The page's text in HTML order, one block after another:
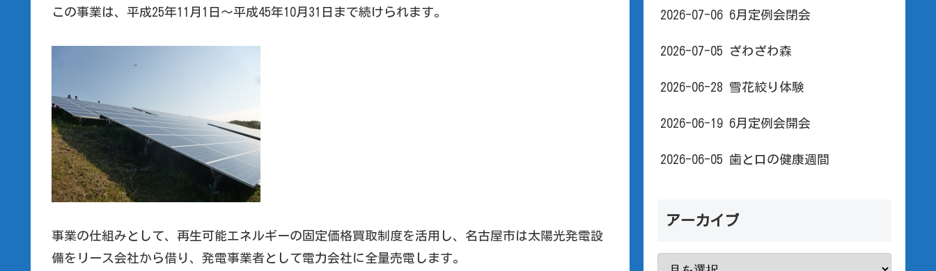
この事業は、平成25年11月1日～平成45年10月31日まで続けられます。
事業の仕組みとして、再生可能エネルギーの固定価格買取制度を活用し、名古屋市は太陽光発電設
備をリース会社から借り、発電事業者として電力会社に全量売電します。
2026-07-06 6月定例会閉会
2026-07-05 ざわざわ森
2026-06-28 雪花絞り体験
2026-06-19 6月定例会開会
2026-06-05 歯と口の健康週間
アーカイブ